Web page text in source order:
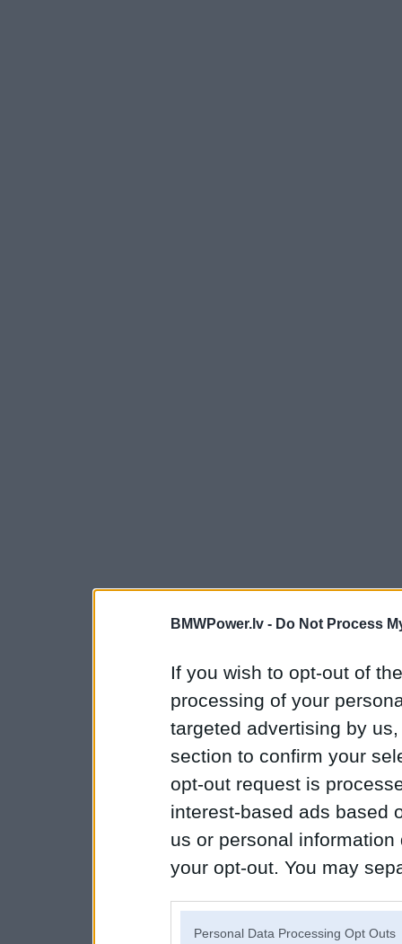
BMWPower.lv - Do Not Process
If you wish to opt-out of
processing of your
targeted advertising by
section to confirm your
opt-out request is
interest-based ads based
us or personal
your opt-out. You may
Personal Data Processing Opt Outs